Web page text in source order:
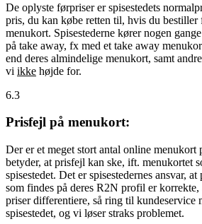
De oplyste førpriser er spisestedets
pris, du kan købe retten til, hvis du bestiller
menukort. Spisestederne kører nogen
på take away, fx med et take away
end deres almindelige menukort, samt
vi ikke højde for.
6.3
Prisfejl på menukort:
Der er et meget stort antal online
betyder, at prisfejl kan ske, ift. menukortet
spisestedet. Det er spisestedernes ansvar,
som findes på deres R2N profil er
priser differentiere, så ring til kundeservice
spisestedet, og vi løser straks problemet.